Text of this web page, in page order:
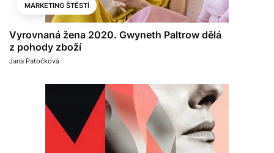
MARKETING ŠTĚSTÍ
Vyrovnaná žena 2020. Gwyneth Paltrow dělá
z pohody zboží
Jana Patočková